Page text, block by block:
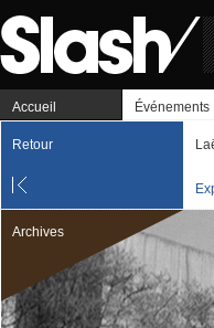
Accueil Événements
Retour
Archives